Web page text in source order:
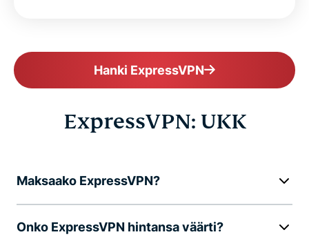
Hanki ExpressVPN
ExpressVPN: UKK
Maksaako ExpressVPN?
Onko ExpressVPN hintansa väärti?